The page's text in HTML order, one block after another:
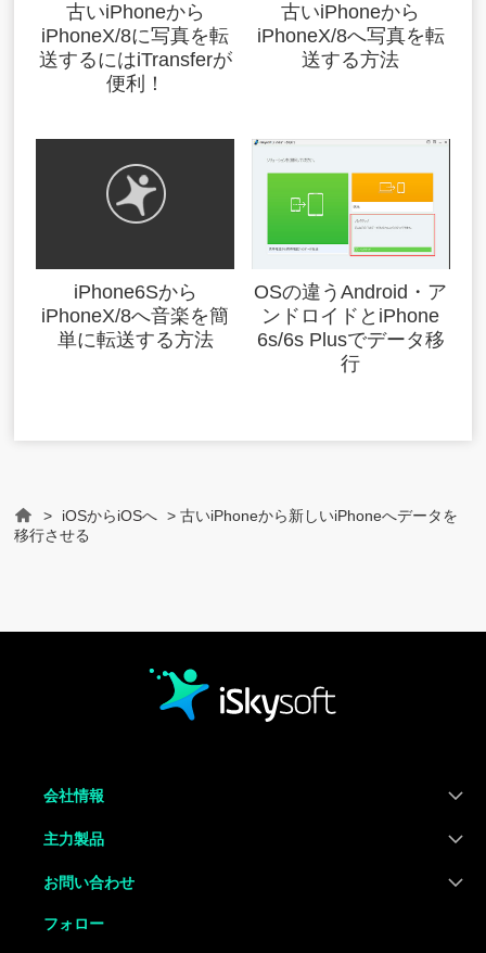
古いiPhoneから
iPhoneX/8に写真を転
送するにはiTransferが
便利！
古いiPhoneから
iPhoneX/8へ写真を転
送する方法
iPhone6Sから
iPhoneX/8へ音楽を簡
単に転送する方法
OSの違うAndroid・ア
ンドロイドとiPhone
6s/6s Plusでデータ移
行
Home
> iOSからiOSへ > 古いiPhoneから新しいiPhoneへデータを
移行させる
会社情報
主力製品
お問い合わせ
フォロー